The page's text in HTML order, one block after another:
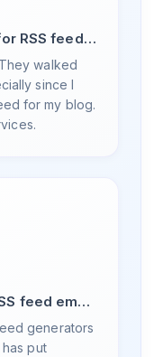
RSS feed
walked
since I
for my blog.
feed email
generators
has put